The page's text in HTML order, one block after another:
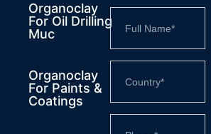
Organoclay
For Oil Drilling
Muc
Organoclay
For Paints &
Coatings